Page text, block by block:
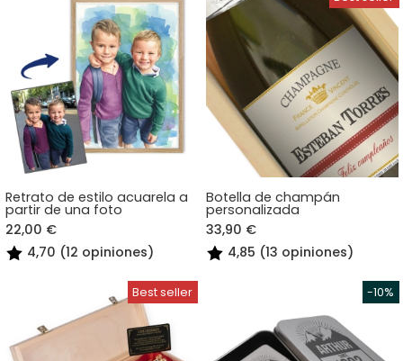
Retrato de estilo acuarela a
partir de una foto
22,00 €
4,70 (12 opiniones)
Botella de champán
personalizada
33,90 €
4,85 (13 opiniones)